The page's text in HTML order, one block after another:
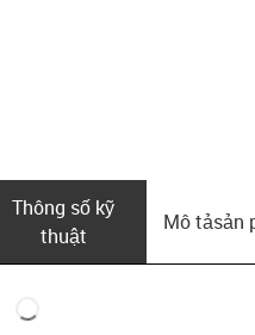
Thông số kỹ
thuật
Mô tả­sản